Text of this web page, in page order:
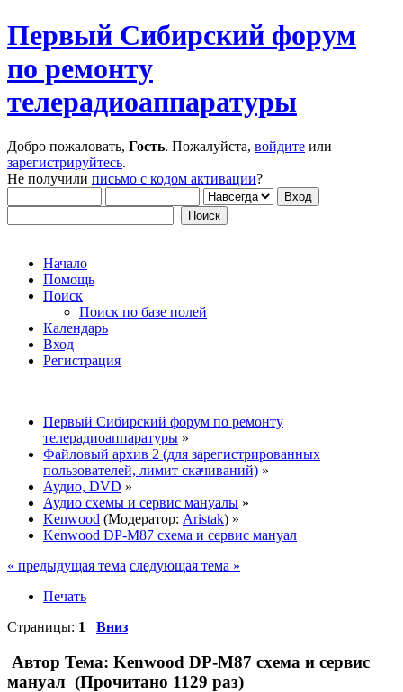
Первый Сибирский форум
по ремонту
телерадиоаппаратуры
Добро пожаловать, Гость. Пожалуйста, войдите или
зарегистрируйтесь.
Не получили письмо с кодом активации?
Начало
Помощь
Поиск
Поиск по базе полей
Календарь
Вход
Регистрация
Первый Сибирский форум по ремонту
телерадиоаппаратуры »
Файловый архив 2 (для зарегистрированных
пользователей, лимит скачиваний) »
Аудио, DVD »
Аудио схемы и сервис мануалы »
Kenwood (Модератор: Aristak) »
Kenwood DP-M87 схема и сервис мануал
« предыдущая тема следующая тема »
Печать
Страницы: 1 Вниз
Автор Тема: Kenwood DP-M87 схема и сервис
мануал (Прочитано 1129 раз)